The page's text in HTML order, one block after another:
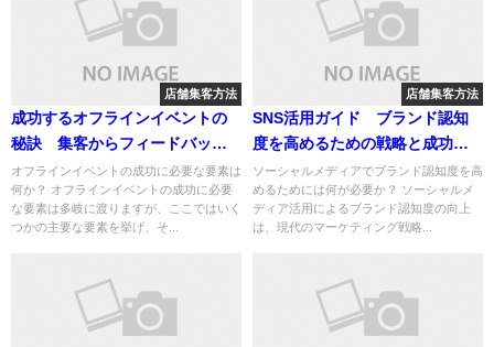
店舗集客方法
成功するオフラインイベントの
秘訣 集客からフィードバック
活用までの戦略ガイド
オフラインイベントの成功に必要な要素は
何か？ オフラインイベントの成功に必要
な要素は多岐に渡りますが、ここではいく
つかの主要な要素を挙げ、そ...
店舗集客方法
SNS活用ガイド ブランド認知
度を高めるための戦略と成功の
秘訣
ソーシャルメディアでブランド認知度を高
めるためには何が必要か？ ソーシャルメ
ディア活用によるブランド認知度の向上
は、現代のマーケティング戦略...